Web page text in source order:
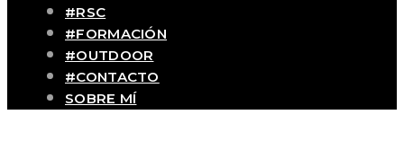
#RSC
#FORMACIÓN
#OUTDOOR
#CONTACTO
SOBRE MÍ